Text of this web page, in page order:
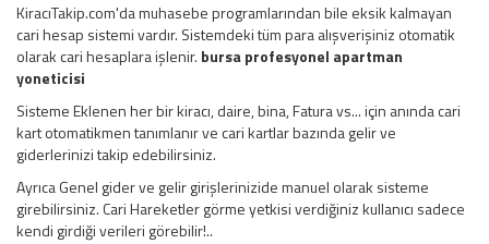
KiracıTakip.com'da muhasebe programlarından bile eksik kalmayan
cari hesap sistemi vardır. Sistemdeki tüm para alışverişiniz otomatik
olarak cari hesaplara işlenir. bursa profesyonel apartman
yoneticisi
Sisteme Eklenen her bir kiracı, daire, bina, Fatura vs... için anında cari
kart otomatikmen tanımlanır ve cari kartlar bazında gelir ve
giderlerinizi takip edebilirsiniz.
Ayrıca Genel gider ve gelir girişlerinizide manuel olarak sisteme
girebilirsiniz. Cari Hareketler görme yetkisi verdiğiniz kullanıcı sadece
kendi girdiği verileri görebilir!..